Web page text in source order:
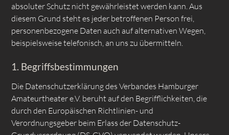
absoluter Schutz nicht gewährleistet werden kann. Aus
diesem Grund steht es jeder betroffenen Person frei,
personenbezogene Daten auch auf alternativen Wegen,
beispielsweise telefonisch, an uns zu übermitteln.
1. Begriffsbestimmungen
Die Datenschutzerklärung des Verbandes Hamburger
Amateurtheater e.V. beruht auf den Begrifflichkeiten, die
durch den Europäischen Richtlinien- und
Verordnungsgeber beim Erlass der Datenschutz-